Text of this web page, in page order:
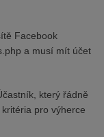
Facebook
a musí mít účet
který řádně
pro výherce